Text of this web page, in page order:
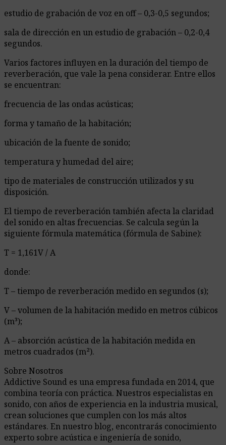
estudio de grabación de voz en off – 0,3-0,5 segundos;
sala de dirección en un estudio de grabación – 0,2-0,4
segundos.
Varios factores influyen en la duración del tiempo de
reverberación, que vale la pena considerar. Entre ellos
se encuentran:
frecuencia de las ondas acústicas;
forma y tamaño de la habitación;
ubicación de la fuente de sonido;
temperatura y humedad del aire;
tipo de materiales de construcción utilizados y su
disposición.
El tiempo de reverberación también afecta la claridad
del sonido en altas frecuencias. Se calcula según la
siguiente fórmula matemática (fórmula de Sabine):
T = 1,161V / A
donde:
T – tiempo de reverberación medido en segundos (s);
V – volumen de la habitación medido en metros cúbicos
(m³);
A – absorción acústica de la habitación medida en
metros cuadrados (m²).
Sobre Nosotros
Addictive Sound es una empresa fundada en 2014, que
combina teoría con práctica. Nuestros especialistas en
sonido, con años de experiencia en la industria musical,
crean soluciones que cumplen con los más altos
estándares. En nuestro blog, encontrarás conocimiento
experto sobre acústica e ingeniería de sonido,